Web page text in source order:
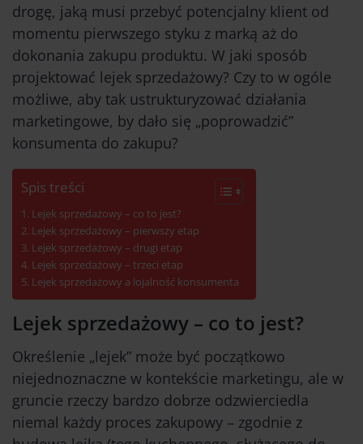
drogę, jaką musi przebyć potencjalny klient od
momentu pierwszego styku z marką aż do
dokonania zakupu produktu. W jaki sposób
projektować lejek sprzedażowy? Czy to w ogóle
możliwe, aby tak ustrukturyzować działania
marketingowe, by dało się „poprowadzić”
konsumenta do zakupu?
Spis treści
Lejek sprzedażowy – co to jest?
Lejek sprzedażowy – pierwszy etap
Lejek sprzedażowy – drugi etap
Lejek sprzedażowy – trzeci etap
Lejek sprzedażowy a lojalność konsumenta
Lejek sprzedażowy – co to jest?
Określenie „lejek” może być początkowo
niejednoznaczne w kontekście marketingu, ale w
gruncie rzeczy bardzo dobrze odzwierciedla
niemal każdy proces zakupowy – zgodnie z